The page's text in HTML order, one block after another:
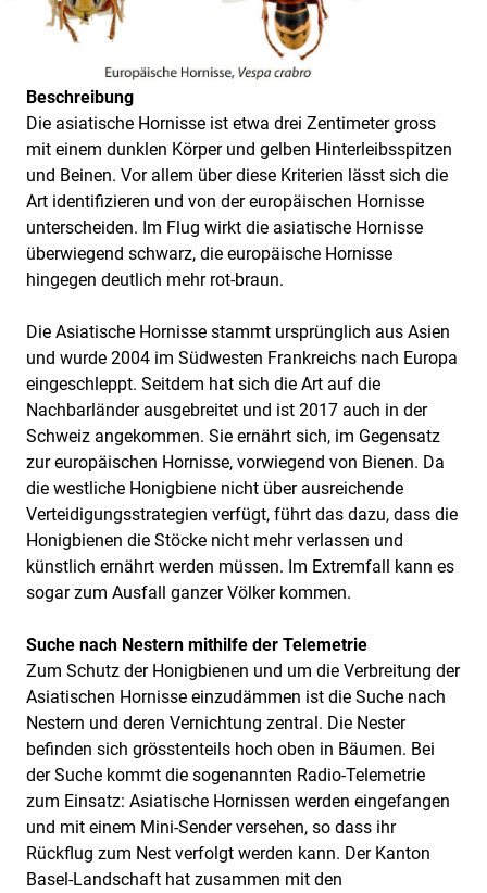
Beschreibung
Die asiatische Hornisse ist etwa drei Zentimeter gross
mit einem dunklen Körper und gelben Hinterleibsspitzen
und Beinen. Vor allem über diese Kriterien lässt sich die
Art identifizieren und von der europäischen Hornisse
unterscheiden. Im Flug wirkt die asiatische Hornisse
überwiegend schwarz, die europäische Hornisse
hingegen deutlich mehr rot-braun.
Die Asiatische Hornisse stammt ursprünglich aus Asien
und wurde 2004 im Südwesten Frankreichs nach Europa
eingeschleppt. Seitdem hat sich die Art auf die
Nachbarländer ausgebreitet und ist 2017 auch in der
Schweiz angekommen. Sie ernährt sich, im Gegensatz
zur europäischen Hornisse, vorwiegend von Bienen. Da
die westliche Honigbiene nicht über ausreichende
Verteidigungsstrategien verfügt, führt das dazu, dass die
Honigbienen die Stöcke nicht mehr verlassen und
künstlich ernährt werden müssen. Im Extremfall kann es
sogar zum Ausfall ganzer Völker kommen.
Suche nach Nestern mithilfe der Telemetrie
Zum Schutz der Honigbienen und um die Verbreitung der
Asiatischen Hornisse einzudämmen ist die Suche nach
Nestern und deren Vernichtung zentral. Die Nester
befinden sich grösstenteils hoch oben in Bäumen. Bei
der Suche kommt die sogenannten Radio-Telemetrie
zum Einsatz: Asiatische Hornissen werden eingefangen
und mit einem Mini-Sender versehen, so dass ihr
Rückflug zum Nest verfolgt werden kann. Der Kanton
Basel-Landschaft hat zusammen mit den